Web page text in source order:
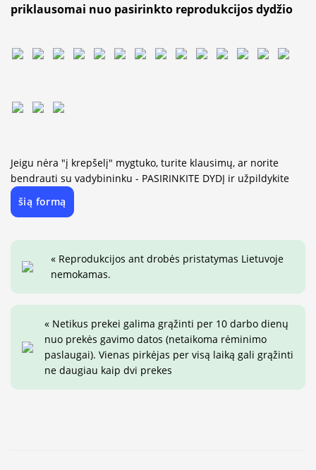
priklausomai nuo pasirinkto reprodukcijos dydžio
Jeigu nėra "į krepšelį" mygtuko, turite klausimų, ar norite
bendrauti su vadybininku - PASIRINKITE DYDĮ ir užpildykite
šią formą
« Reprodukcijos ant drobės pristatymas Lietuvoje
nemokamas.
« Netikus prekei galima grąžinti per 10 darbo dienų
nuo prekės gavimo datos (netaikoma rėminimo
paslaugai). Vienas pirkėjas per visą laiką gali grąžinti
ne daugiau kaip dvi prekes